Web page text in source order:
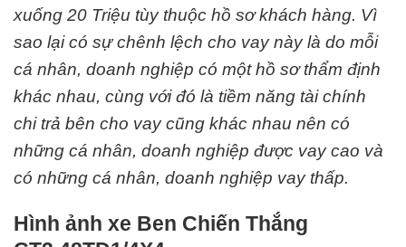
xuống 20 Triệu tùy thuộc hồ sơ khách hàng. Vì
sao lại có sự chênh lệch cho vay này là do mỗi
cá nhân, doanh nghiệp có một hồ sơ thẩm định
khác nhau, cùng với đó là tiềm năng tài chính
chi trả bên cho vay cũng khác nhau nên có
những cá nhân, doanh nghiệp được vay cao và
có những cá nhân, doanh nghiệp vay thấp.
Hình ảnh xe Ben Chiến Thắng